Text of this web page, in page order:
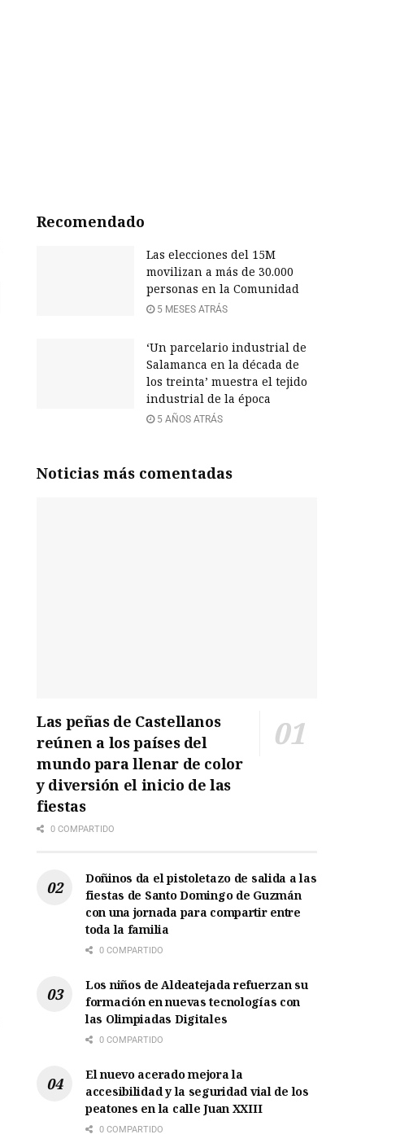
Recomendado
Las elecciones del 15M
movilizan a más de 30.000
personas en la Comunidad
5 MESES ATRÁS
‘Un parcelario industrial de
Salamanca en la década de
los treinta’ muestra el tejido
industrial de la época
5 AÑOS ATRÁS
Noticias más comentadas
Las peñas de Castellanos
reúnen a los países del
mundo para llenar de color
y diversión el inicio de las
fiestas
0 COMPARTIDO
Doñinos da el pistoletazo de salida a las
fiestas de Santo Domingo de Guzmán
con una jornada para compartir entre
toda la familia
0 COMPARTIDO
Los niños de Aldeatejada refuerzan su
formación en nuevas tecnologías con
las Olimpiadas Digitales
0 COMPARTIDO
El nuevo acerado mejora la
accesibilidad y la seguridad vial de los
peatones en la calle Juan XXIII
0 COMPARTIDO